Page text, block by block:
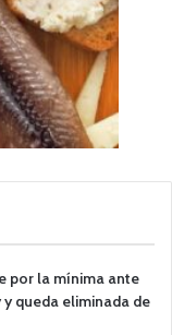
por la mínima ante
y queda eliminada de